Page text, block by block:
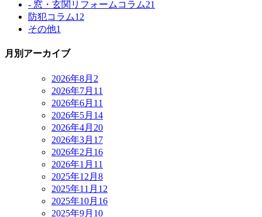
- 窓・玄関リフォームコラム21
防犯コラム12
その他1
月別アーカイブ
2026年8月 2
2026年7月 11
2026年6月 11
2026年5月 14
2026年4月 20
2026年3月 17
2026年2月 16
2026年1月 11
2025年12月 8
2025年11月 12
2025年10月 16
2025年9月 10